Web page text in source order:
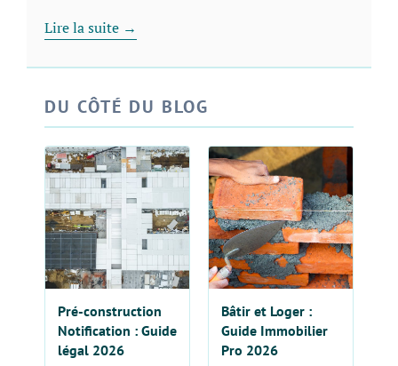
Lire la suite →
DU CÔTÉ DU BLOG
Pré-construction
Notification : Guide
légal 2026
Bâtir et Loger :
Guide Immobilier
Pro 2026